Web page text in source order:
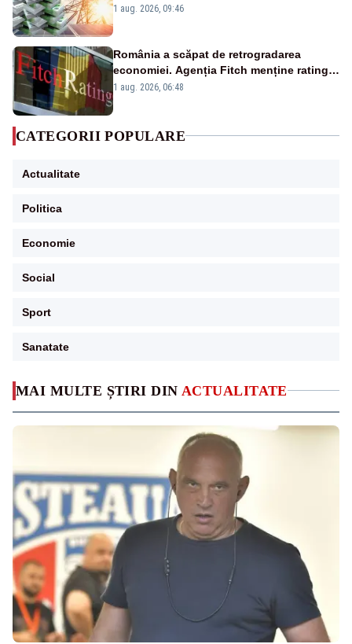
MAI MULTE ȘTIRI DIN ACTUALITATE
Analiză Realitatea Plus
1 aug. 2026, 09:46
România a scăpat de retrogradarea
economiei. Agenția Fitch menține ratingul
„BBB-” cu perspectivă negativă
1 aug. 2026, 06:48
CATEGORII POPULARE
Actualitate
Politica
Economie
Social
Sport
Sanatate